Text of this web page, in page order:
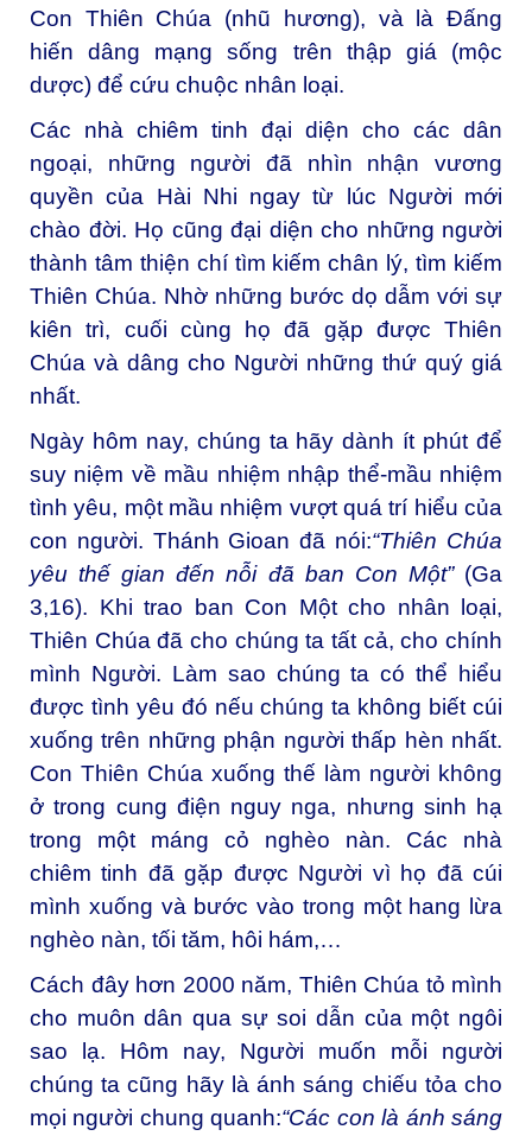
Con Thiên Chúa (nhũ hương), và là Ðấng
hiến dâng mạng sống trên thập giá (mộc
dược) để cứu chuộc nhân loại.
Các nhà chiêm tinh đại diện cho các dân
ngoại, những người đã nhìn nhận vương
quyền của Hài Nhi ngay từ lúc Người mới
chào đời. Họ cũng đại diện cho những người
thành tâm thiện chí tìm kiếm chân lý, tìm kiếm
Thiên Chúa. Nhờ những bước dọ dẫm với sự
kiên trì, cuối cùng họ đã gặp được Thiên
Chúa và dâng cho Người những thứ quý giá
nhất.
Ngày hôm nay, chúng ta hãy dành ít phút để
suy niệm về mầu nhiệm nhập thể-mầu nhiệm
tình yêu, một mầu nhiệm vượt quá trí hiểu của
con người. Thánh Gioan đã nói:“Thiên Chúa
yêu thế gian đến nỗi đã ban Con Một”(Ga
3,16). Khi trao ban Con Một cho nhân loại,
Thiên Chúa đã cho chúng ta tất cả, cho chính
mình Người. Làm sao chúng ta có thể hiểu
được tình yêu đó nếu chúng ta không biết cúi
xuống trên những phận người thấp hèn nhất.
Con Thiên Chúa xuống thế làm người không
ở trong cung điện nguy nga, nhưng sinh hạ
trong một máng cỏ nghèo nàn. Các nhà
chiêm tinh đã gặp được Người vì họ đã cúi
mình xuống và bước vào trong một hang lừa
nghèo nàn, tối tăm, hôi hám,…
Cách đây hơn 2000 năm, Thiên Chúa tỏ mình
cho muôn dân qua sự soi dẫn của một ngôi
sao lạ. Hôm nay, Người muốn mỗi người
chúng ta cũng hãy là ánh sáng chiếu tỏa cho
mọi người chung quanh:“Các con là ánh sáng